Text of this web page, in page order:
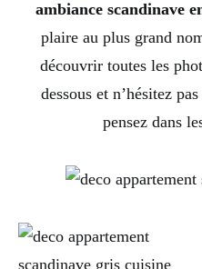
ambiance scandinave
plaire au plus grand
découvrir toutes les
dessous et n’hésitez
pensez dans